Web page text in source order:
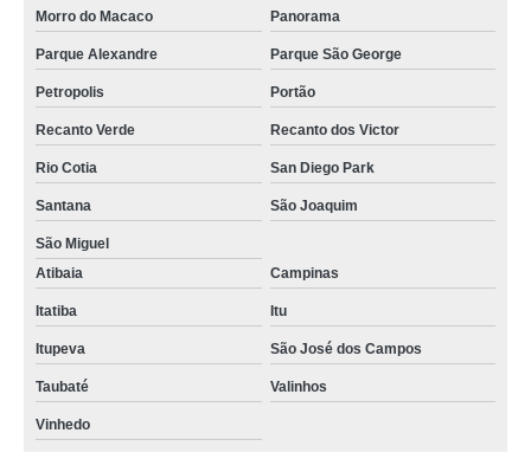
Morro do Macaco Panorama
Parque Alexandre Parque São George
Petropolis Portão
Recanto Verde Recanto dos Victor
Rio Cotia San Diego Park
Santana São Joaquim
São Miguel
Atibaia
Campinas
Itatiba Itu
Itupeva São José dos Campos
Taubaté Valinhos
Vinhedo